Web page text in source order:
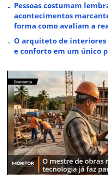
Pessoas costumam
acontecimentos
forma como avaliam a
O arquiteto de
e conforto em um único